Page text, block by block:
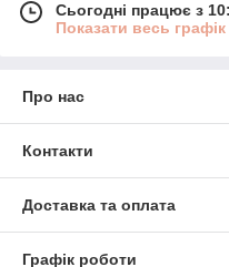
Сьогодні працює з
Показати весь
Про нас
Контакти
Доставка та оплата
Графік роботи